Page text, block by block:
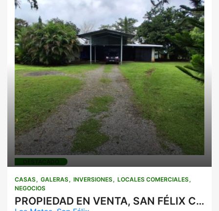
CasasGalerasInversionesLocales
comerciales Negocios
DESTACADO
CASAS GALERAS INVERSIONES LOCALES COMERCIALES
NEGOCIOS
PROPIEDAD EN VENTA, SAN FÉLIX CHIRIQUÍ